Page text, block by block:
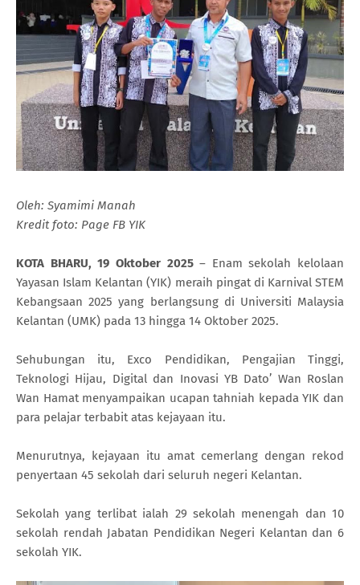
Oleh: Syamimi Manah
Kredit foto: Page FB YIK
KOTA BHARU, 19 Oktober 2025– Enam sekolah kelolaan
Yayasan Islam Kelantan (YIK) meraih pingat di Karnival STEM
Kebangsaan 2025 yang berlangsung di Universiti Malaysia
Kelantan (UMK) pada 13 hingga 14 Oktober 2025.
Sehubungan itu, Exco Pendidikan, Pengajian Tinggi,
Teknologi Hijau, Digital dan Inovasi YB Dato’ Wan Roslan
Wan Hamat menyampaikan ucapan tahniah kepada YIK dan
para pelajar terbabit atas kejayaan itu.
Menurutnya, kejayaan itu amat cemerlang dengan rekod
penyertaan 45 sekolah dari seluruh negeri Kelantan.
Sekolah yang terlibat ialah 29 sekolah menengah dan 10
sekolah rendah Jabatan Pendidikan Negeri Kelantan dan 6
sekolah YIK.